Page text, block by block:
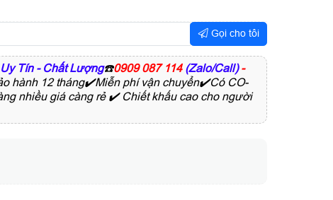
Gọi cho tôi
Tín - Chất Lượng☎️0909 087 114 (Zalo/Call) -
hành 12 tháng✔️Miễn phí vận chuyển✔️Có CO-
nhiều giá càng rẻ ✔️ Chiết khấu cao cho người